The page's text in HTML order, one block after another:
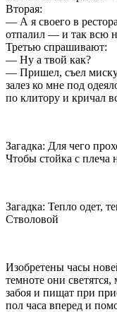
Вторая:
— А я своего в
отпалил — и так всю
Третью спрашивают:
— Ну а твой как?
— Пришел, съел
залез ко мне под
по клитору и кричал
Загадка: Для чего
Чтобы стойка с плеча
Загадка: Тепло одет,
Стволовой
Изобретены часы
темноте они
забоя и пищат при
пол часа вперед и